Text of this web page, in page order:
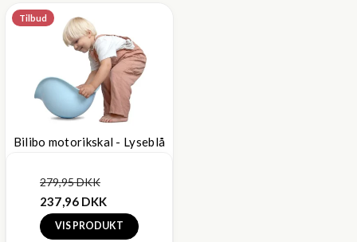
Tilbud
Bilibo motorikskal - Lyseblå
279,95 DKK
237,96 DKK
VIS PRODUKT